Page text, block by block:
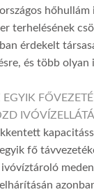
hőhullám
terhelésének
érdekelt
és több olyan
fő
ivóvíztároló